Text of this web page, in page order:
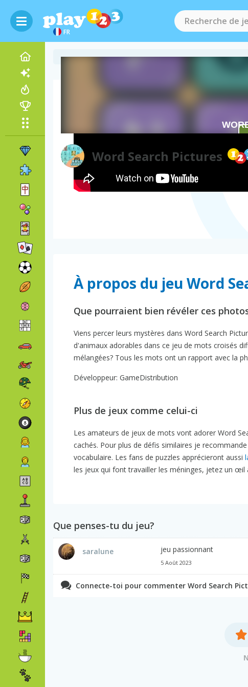
FR
Word Search Pictures
Vidéo de gameplay
À propos du jeu Word
Que pourraient bien révéler ces
Viens percer leurs mystères dans Word Search
d'animaux adorables dans ce jeu de mots croisés
mélangées? Tous les mots ont un rapport avec la
Développeur: GameDistribution
Plus de jeux comme celui-ci
Les amateurs de jeux de mots vont adorer Word
cachés. Pour plus de défis similaires je recommande
vocabulaire. Les fans de puzzles apprécieront aussi
les jeux qui font travailler les méninges, jetez un œil
Que penses-tu du jeu?
saralune jeu passionnant
5 Août 2023
Connecte-toi pour commenter Word Search